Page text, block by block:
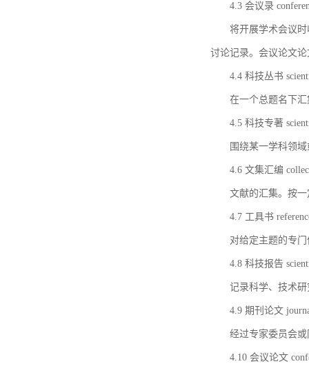
4.3 会议录
将开展学术会议
讨论记录。会议论文
4.4 科技丛书
在一个总题名下
4.5 科技专著
围绕某一学科领
4.6 文集汇编
文献的汇集。按
4.7 工具书
对给定主题的专
4.8 科技报告
记录科学、技术
4.9 期刊论文
经过专家委员会
4.10 会议论文